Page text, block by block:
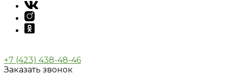
+7 (423) 438-48-46
Заказать звонок